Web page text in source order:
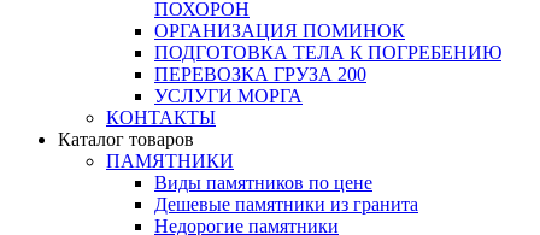
ПОХОРОН
ОРГАНИЗАЦИЯ ПОМИНОК
ПОДГОТОВКА ТЕЛА К ПОГРЕБЕНИЮ
ПЕРЕВОЗКА ГРУЗА 200
УСЛУГИ МОРГА
КОНТАКТЫ
Каталог товаров
ПАМЯТНИКИ
Виды памятников по цене
Дешевые памятники из гранита
Недорогие памятники